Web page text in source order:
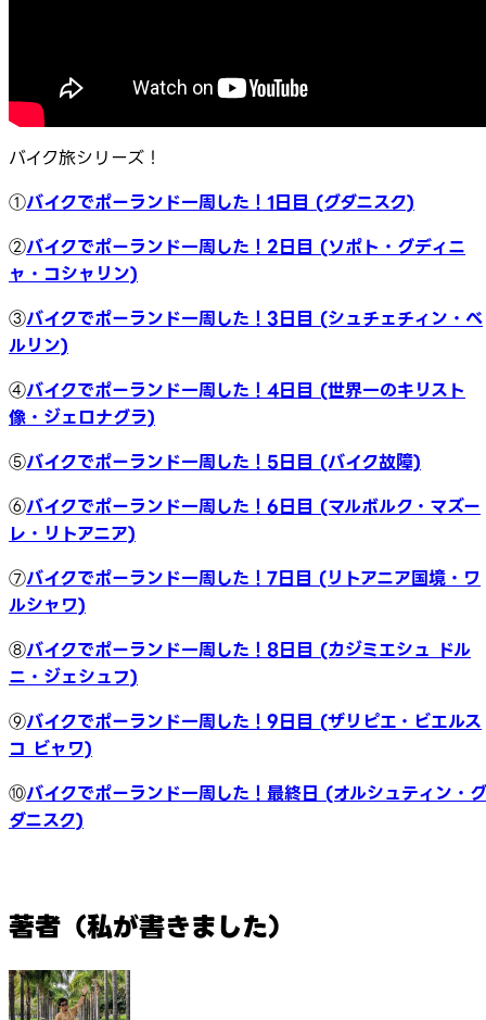
バイク旅シリーズ！
①バイクでポーランド一周した！1日目 (グダニスク)
②バイクでポーランド一周した！2日目 (ソポト・グディニ
ャ・コシャリン)
③バイクでポーランド一周した！3日目 (シュチェチィン・ベ
ルリン)
④バイクでポーランド一周した！4日目 (世界一のキリスト
像・ジェロナグラ)
⑤バイクでポーランド一周した！5日目 (バイク故障)
⑥バイクでポーランド一周した！6日目 (マルボルク・マズー
レ・リトアニア)
⑦バイクでポーランド一周した！7日目 (リトアニア国境・ワ
ルシャワ)
⑧バイクでポーランド一周した！8日目 (カジミエシュ ドル
ニ・ジェシュフ)
⑨バイクでポーランド一周した！9日目 (ザリピエ・ビエルス
コ ビャワ)
⑩バイクでポーランド一周した！最終日 (オルシュティン・グ
ダニスク)
著者（私が書きました）